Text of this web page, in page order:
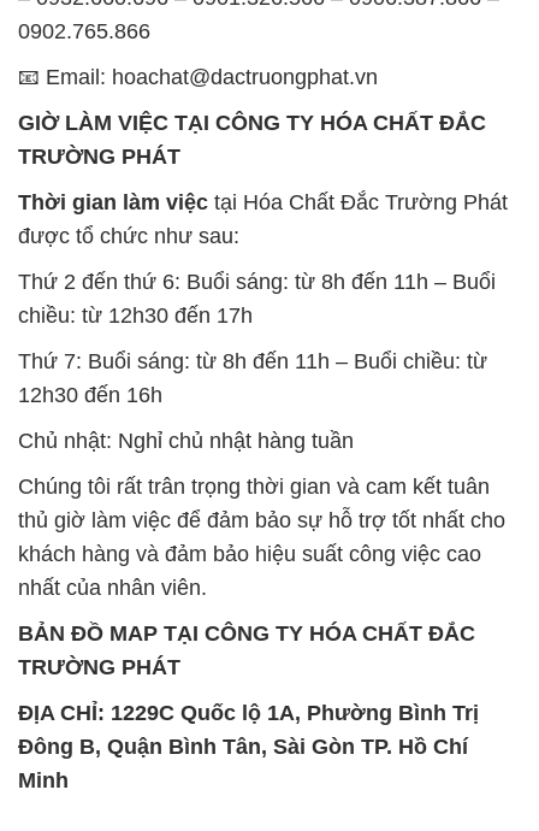
chiều: từ 12h30 đến 17h
Thứ 7: Buổi sáng: từ 8h đến 11h – Buổi chiều: từ
Chủ nhật: Nghỉ chủ nhật hàng tuần
Chúng tôi rất trân trọng thời gian và cam kết tuân
thủ giờ làm việc để đảm bảo sự hỗ trợ tốt nhất cho
nhất của nhân viên.
TRƯỜNG PHÁT
Đông B, Quận Bình Tân, Sài Gòn TP. Hồ Chí
Minh